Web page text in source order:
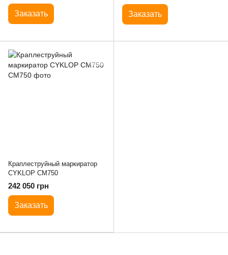
Заказать Заказать
Краплеструйный маркиратор
CYKLOP CM750
242 050 грн
Заказать